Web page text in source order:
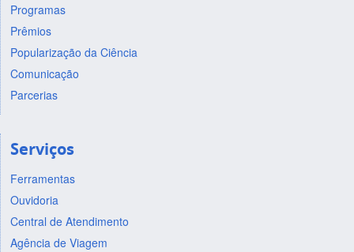
Programas
Prêmios
Popularização da Ciência
Comunicação
Parcerias
Serviços
Ferramentas
Ouvidoria
Central de Atendimento
Agência de Viagem